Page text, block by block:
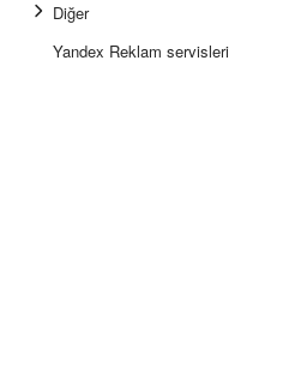
Diğer
Yandex Reklam servisleri